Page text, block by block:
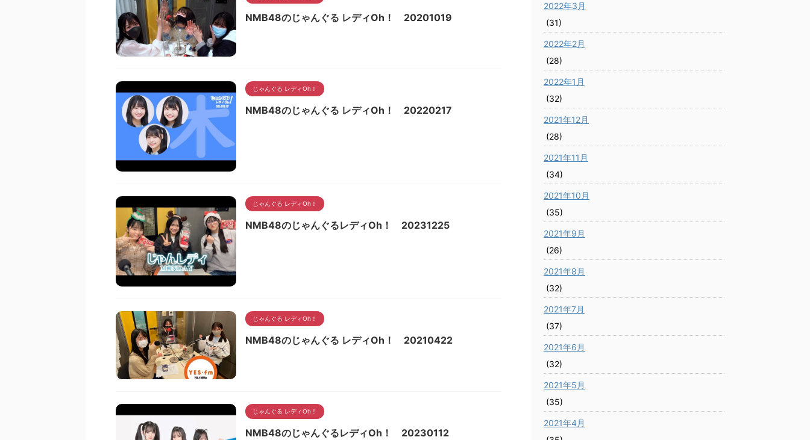
NMB48のじゃんぐる レディOh！ 20201019
じゃんぐる レディOh！
NMB48のじゃんぐる レディOh！ 20220217
じゃんぐる レディOh！
NMB48のじゃんぐるレディOh！ 20231225
じゃんぐる レディOh！
NMB48のじゃんぐる レディOh！ 20210422
じゃんぐる レディOh！
NMB48のじゃんぐるレディOh！ 20230112
2022年3月
(31)
2022年2月
(28)
2022年1月
(32)
2021年12月
(28)
2021年11月
(34)
2021年10月
(35)
2021年9月
(26)
2021年8月
(32)
2021年7月
(37)
2021年6月
(32)
2021年5月
(35)
2021年4月